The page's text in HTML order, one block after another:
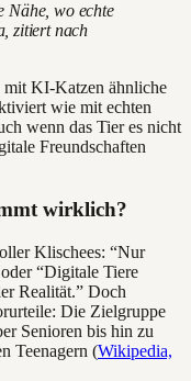
Nähe, wo echte
zitiert nach
mit KI-Katzen ähnliche
wie mit echten
wenn das Tier es nicht
Freundschaften
wirklich?
Klischees: “Nur
“Digitale Tiere
Realität.” Doch
Die Zielgruppe
Senioren bis hin zu
Teenagern (Wikipedia,